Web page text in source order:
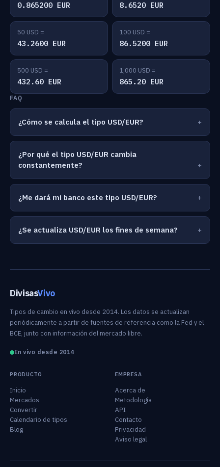
0.865200 EUR 8.6520 EUR
50 USD =
43.2600 EUR
100 USD =
86.5200 EUR
500 USD =
432.60 EUR
1,000 USD =
865.20 EUR
FAQ
¿Cómo se calcula el tipo USD/EUR?
¿Por qué el tipo USD/EUR cambia
constantemente?
¿Me dará mi banco este tipo USD/EUR?
¿Se actualiza USD/EUR los fines de semana?
DivisasVivo
Tipos de cambio en vivo desde 2014. Los datos se actualizan
periódicamente a partir de fuentes de referencia como la Fed y el
BCE, junto con información del mercado libre.
En vivo desde 2014
PRODUCTO
Inicio
Mercados
Convertir
Calendario de tipos
Blog
EMPRESA
Acerca de
Metodología
API
Contacto
Privacidad
Aviso legal